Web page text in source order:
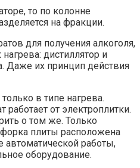
то по колонне
на фракции.
для получения алкоголя,
дистиллятор и
Даже их принцип действия
в типе нагрева.
от электроплитки.
о том же. Только
плиты расположена
автоматической работы,
оборудование.